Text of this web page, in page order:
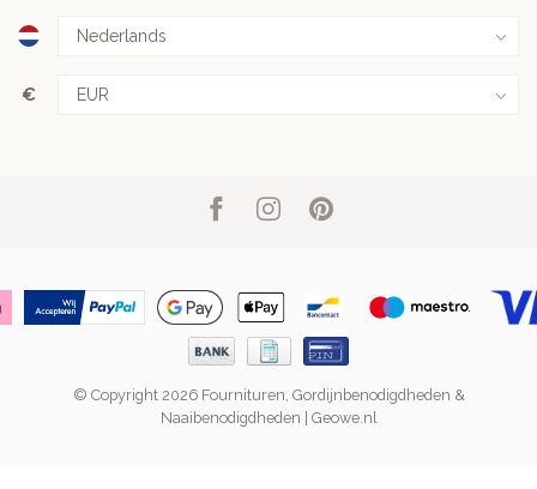
€
© Copyright 2026 Fournituren, Gordijnbenodigdheden &
Naaibenodigdheden | Geowe.nl